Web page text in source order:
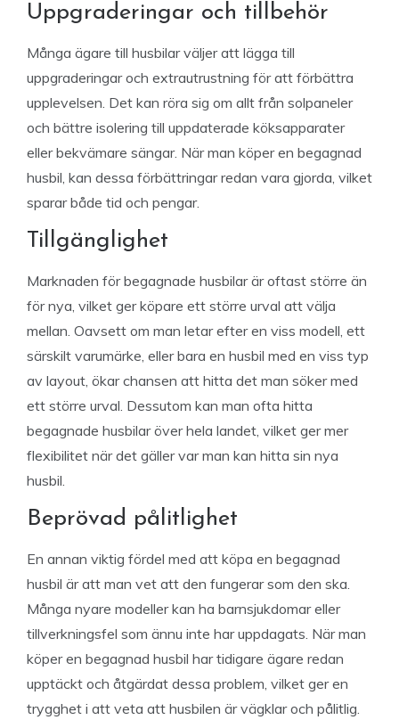
Uppgraderingar och tillbehör
Många ägare till husbilar väljer att lägga till
uppgraderingar och extrautrustning för att förbättra
upplevelsen. Det kan röra sig om allt från solpaneler
och bättre isolering till uppdaterade köksapparater
eller bekvämare sängar. När man köper en begagnad
husbil, kan dessa förbättringar redan vara gjorda, vilket
sparar både tid och pengar.
Tillgänglighet
Marknaden för begagnade husbilar är oftast större än
för nya, vilket ger köpare ett större urval att välja
mellan. Oavsett om man letar efter en viss modell, ett
särskilt varumärke, eller bara en husbil med en viss typ
av layout, ökar chansen att hitta det man söker med
ett större urval. Dessutom kan man ofta hitta
begagnade husbilar över hela landet, vilket ger mer
flexibilitet när det gäller var man kan hitta sin nya
husbil.
Beprövad pålitlighet
En annan viktig fördel med att köpa en begagnad
husbil är att man vet att den fungerar som den ska.
Många nyare modeller kan ha barnsjukdomar eller
tillverkningsfel som ännu inte har uppdagats. När man
köper en begagnad husbil har tidigare ägare redan
upptäckt och åtgärdat dessa problem, vilket ger en
trygghet i att veta att husbilen är vägklar och pålitlig.